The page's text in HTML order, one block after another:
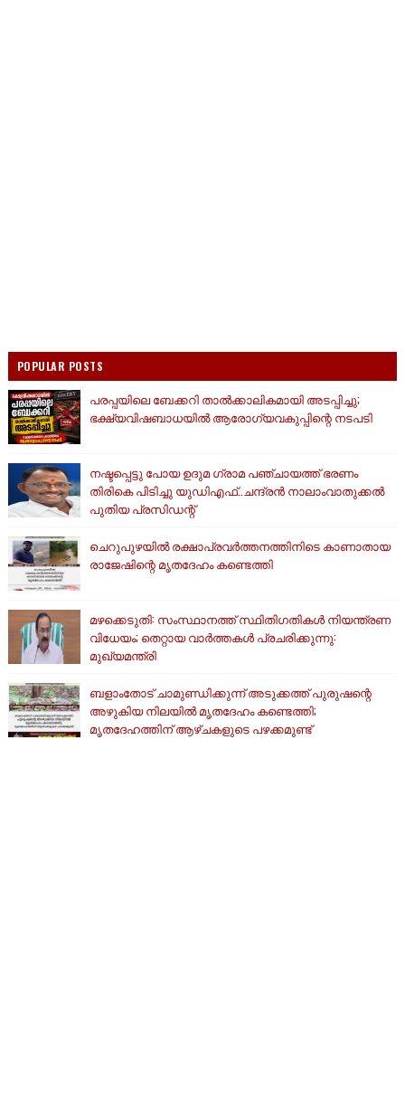
POPULAR POSTS
പരപ്പയിലെ ബേക്കറി താൽക്കാലികമായി അടപ്പിച്ചു;
ഭക്ഷ്യവിഷബാധയിൽ ആരോഗ്യവകുപ്പിന്റെ നടപടി
നഷ്ടപ്പെട്ടു പോയ ഉദുമ ഗ്രാമ പഞ്ചായത്ത് ഭരണം
തിരികെ പിടിച്ചു യുഡിഎഫ്..ചന്ദ്രൻ നാലാംവാതുക്കൽ
പുതിയ പ്രസിഡന്റ്
ചെറുപുഴയിൽ രക്ഷാപ്രവർത്തനത്തിനിടെ കാണാതായ
രാജേഷിന്റെ മൃതദേഹം കണ്ടെത്തി
മഴക്കെടുതി: സംസ്ഥാനത്ത് സ്ഥിതിഗതികള്‍ നിയന്ത്രണ
വിധേയം; തെറ്റായ വാര്‍ത്തകള്‍ പ്രചരിക്കുന്നു:
മുഖ്യമന്ത്രി
ബളാംതോട് ചാമുണ്ഡിക്കുന്ന് അടുക്കത്ത് പുരുഷന്റെ
അഴുകിയ നിലയില്‍ മൃതദേഹം കണ്ടെത്തി;
മൃതദേഹത്തിന് ആഴ്ചകളുടെ പഴക്കമുണ്ട്